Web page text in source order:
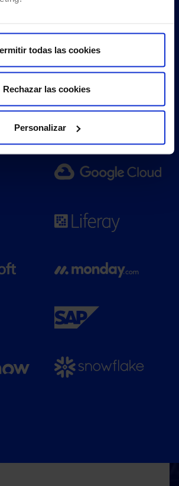
todas las cookies
Personalizar
Rechazar las cookies